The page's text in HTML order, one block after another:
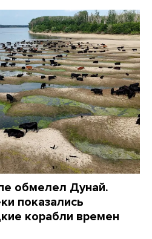
обмелел Дунай.
показались
корабли времен